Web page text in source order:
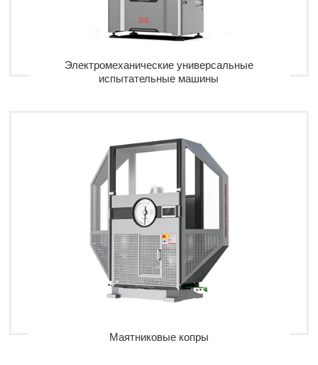
Электромеханические универсальные
испытательные машины
Маятниковые копры